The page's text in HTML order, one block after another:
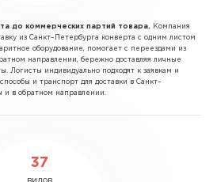
до коммерческих партий товара.
Компания
из Санкт–Петербурга конверта с одним листом
оборудование, помогает с переездами из
направлении, бережно доставляя личные
Логисты индивидуально подходят к заявкам и
и транспорт для доставки в Санкт–
и в обратном направлении.
37
видов